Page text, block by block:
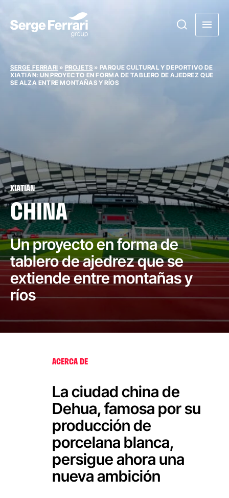
SERGE FERRARI » PROJETS » PARQUE CULTURAL Y DEPORTIVO DE
XIATIAN: UN PROYECTO EN FORMA DE TABLERO DE AJEDREZ QUE
SE ALZA ENTRE MONTAÑAS Y RÍOS
XIATIAN
CHINA
Un proyecto en forma de
tablero de ajedrez que se
extiende entre montañas y
ríos
ACERCA DE
La ciudad china de
Dehua, famosa por su
producción de
porcelana blanca,
persigue ahora una
nueva ambición